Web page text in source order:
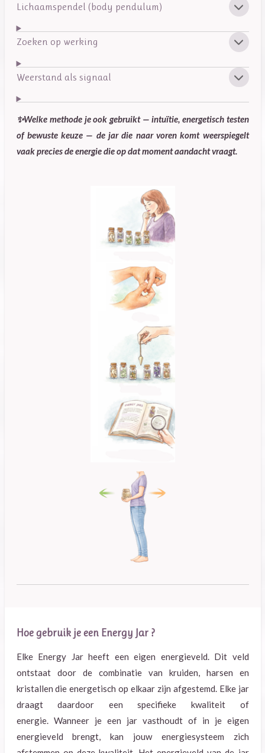
Lichaamspendel (body pendulum)
Zoeken op werking
Weerstand als signaal
✨Welke methode je ook gebruikt — intuïtie, energetisch testen
of bewuste keuze — de jar die naar voren komt weerspiegelt
vaak precies de energie die op dat moment aandacht vraagt.
Hoe gebruik je een Energy Jar ?
Elke Energy Jar heeft een eigen energieveld. Dit veld
ontstaat door de combinatie van kruiden, harsen en
kristallen die energetisch op elkaar zijn afgestemd. Elke jar
draagt daardoor een specifieke kwaliteit of
energie. Wanneer je een jar vasthoudt of in je eigen
energieveld brengt, kan jouw energiesysteem zich